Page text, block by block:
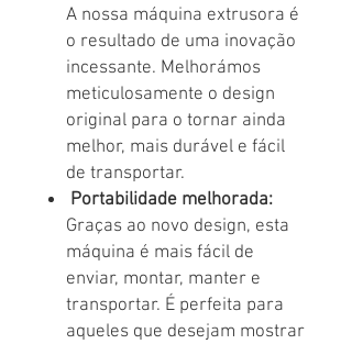
A nossa máquina extrusora é
o resultado de uma inovação
incessante. Melhorámos
meticulosamente o design
original para o tornar ainda
melhor, mais durável e fácil
de transportar.
Portabilidade melhorada:
Graças ao novo design, esta
máquina é mais fácil de
enviar, montar, manter e
transportar. É perfeita para
aqueles que desejam mostrar